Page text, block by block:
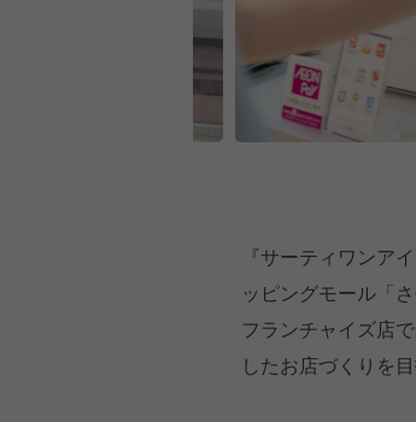
『サーティワンア
ッピングモール「
フランチャイズ店
したお店づくりを